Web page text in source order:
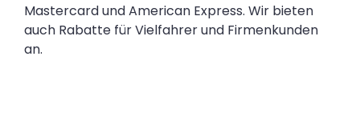
Mastercard und American Express. Wir bieten
auch Rabatte für Vielfahrer und Firmenkunden
an.